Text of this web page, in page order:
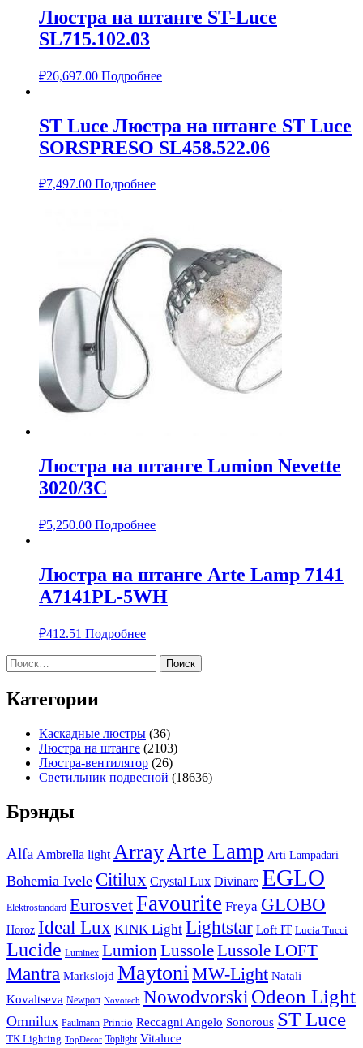
Люстра на штанге ST-Luce
SL715.102.03
₽26,697.00 Подробнее
ST Luce Люстра на штанге ST Luce
SORSPRESO SL458.522.06
₽7,497.00 Подробнее
Люстра на штанге Lumion Nevette
3020/3C
₽5,250.00 Подробнее
Люстра на штанге Arte Lamp 7141
A7141PL-5WH
₽412.51 Подробнее
Найти:
Категории
Каскадные люстры (36)
Люстра на штанге (2103)
Люстра-вентилятор (26)
Светильник подвесной (18636)
Брэнды
Alfa Ambrella light Array Arte Lamp Arti Lampadari
Bohemia Ivele Citilux Crystal Lux Divinare EGLO
Elektrostandard EurosvetFavourite Freya GLOBO
Horoz Ideal Lux KINK Light Lightstar Loft IT Lucia Tucci
Lucide Luminex Lumion LussoleLussole LOFT
Mantra Markslojd Maytoni MW-Light Natali
Kovaltseva Newport Novotech Nowodvorski Odeon Light
Omnilux Paulmann Printio Reccagni Angelo Sonorous ST Luce
TK Lighting TopDecor Toplight Vitaluce